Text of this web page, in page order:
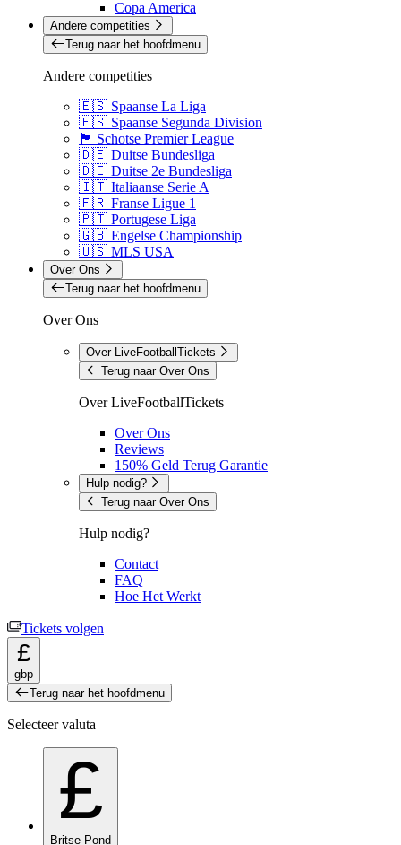
Copa America
Andere competities
Terug naar het hoofdmenu
Andere competities
🇪🇸 Spaanse La Liga
🇪🇸 Spaanse Segunda Division
🏴󠁧󠁢󠁳󠁣󠁴󠁿 Schotse Premier League
🇩🇪 Duitse Bundesliga
🇩🇪 Duitse 2e Bundesliga
🇮🇹 Italiaanse Serie A
🇫🇷 Franse Ligue 1
🇵🇹 Portugese Liga
🇬🇧 Engelse Championship
🇺🇸 MLS USA
Over Ons
Terug naar het hoofdmenu
Over Ons
Over LiveFootballTickets
Terug naar Over Ons
Over LiveFootballTickets
Over Ons
Reviews
150% Geld Terug Garantie
Hulp nodig?
Terug naar Over Ons
Hulp nodig?
Contact
FAQ
Hoe Het Werkt
Tickets volgen
£
gbp
Terug naar het hoofdmenu
Selecteer valuta
£
Britse Pond